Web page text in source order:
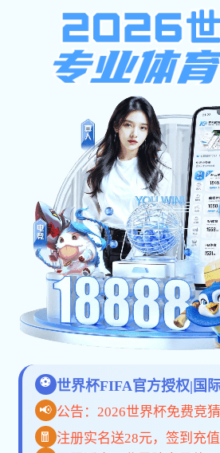
多彩宝
多彩宝:Found
The document has moved here.
多彩宝官方网站（2026已更新）最